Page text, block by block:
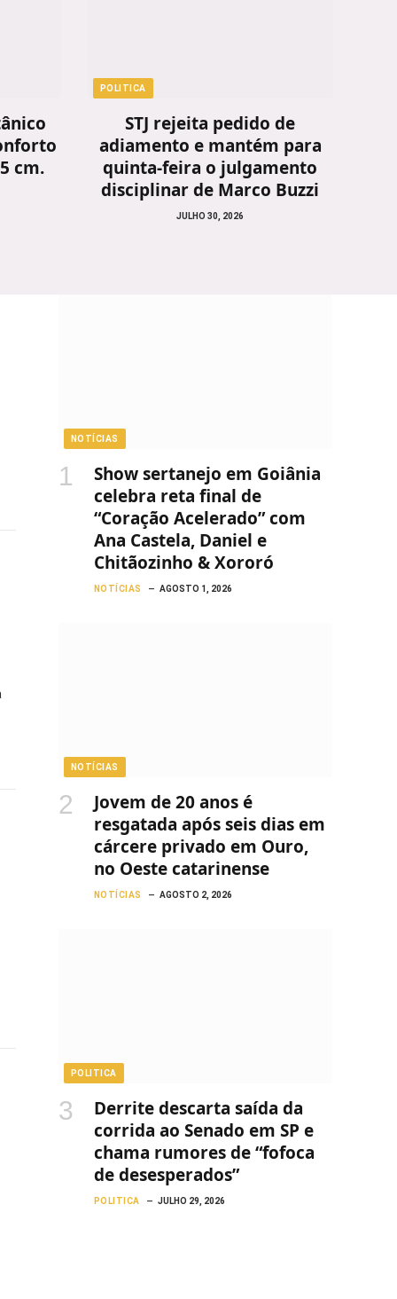
cm.
POLITICA
STJ rejeita pedido de
adiamento e mantém para
quinta-feira o julgamento
disciplinar de Marco Buzzi
JULHO 30, 2026
NOTÍCIAS
Show sertanejo em Goiânia
celebra reta final de
“Coração Acelerado” com
Ana Castela, Daniel e
Chitãozinho & Xororó
NOTÍCIAS AGOSTO 1, 2026
NOTÍCIAS
Jovem de 20 anos é
resgatada após seis dias em
cárcere privado em Ouro,
no Oeste catarinense
NOTÍCIAS AGOSTO 2, 2026
POLITICA
Derrite descarta saída da
corrida ao Senado em SP e
chama rumores de “fofoca
de desesperados”
POLITICA JULHO 29, 2026